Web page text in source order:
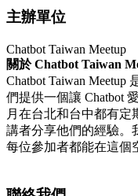
主辦單位
Chatbot Taiwan Meetup
關於 Chatbot Taiwan
Chatbot Taiwan Meetup
們提供一個讓 Chatbot
月在台北和台中都有定
講者分享他們的經驗。
每位參加者都能在這個